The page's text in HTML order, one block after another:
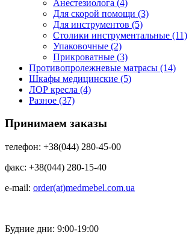
Анестезиолога (4)
Для скорой помощи (3)
Для инструментов (5)
Столики инструментальные (11)
Упаковочные (2)
Прикроватные (3)
Противопролежневые матрасы (14)
Шкафы медицинские (5)
ЛОР кресла (4)
Разное (37)
Принимаем заказы
телефон: +38(044) 280-45-00
факс: +38(044) 280-15-40
e-mail: order(at)medmebel.com.ua
Будние дни: 9:00-19:00